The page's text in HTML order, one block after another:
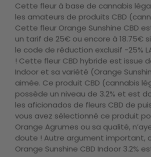
Cette fleur à base de cannabis
les amateurs de produits CBD
Cette fleur Orange Sunshine CBD
un tarif de 25€ ou encore à 18.75€
le code de réduction exclusif -25%
! Cette fleur CBD hybride est issue
Indoor et sa variété (Orange
aimée. Ce produit CBD (cannabis
possède un niveau de 3.2% et est
les aficionados de fleurs CBD de
vous avez sélectionné ce produit
Orange Agrumes ou sa qualité,
doute ! Autre argument important,
Orange Sunshine CBD Indoor 3.2%